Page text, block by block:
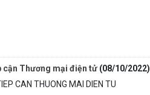
cận Thương mại điện tử (08/10/2022)
CAN THUONG MAI DIEN TU